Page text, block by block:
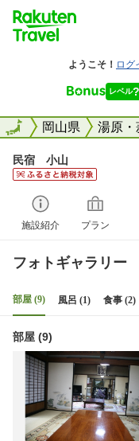
全国岡山県 湯原・
全国
民宿 小山
施設紹介 プラン
フォトギャラリー
部屋 (9) 風呂 (1) 食事 (2)
部屋 (9)